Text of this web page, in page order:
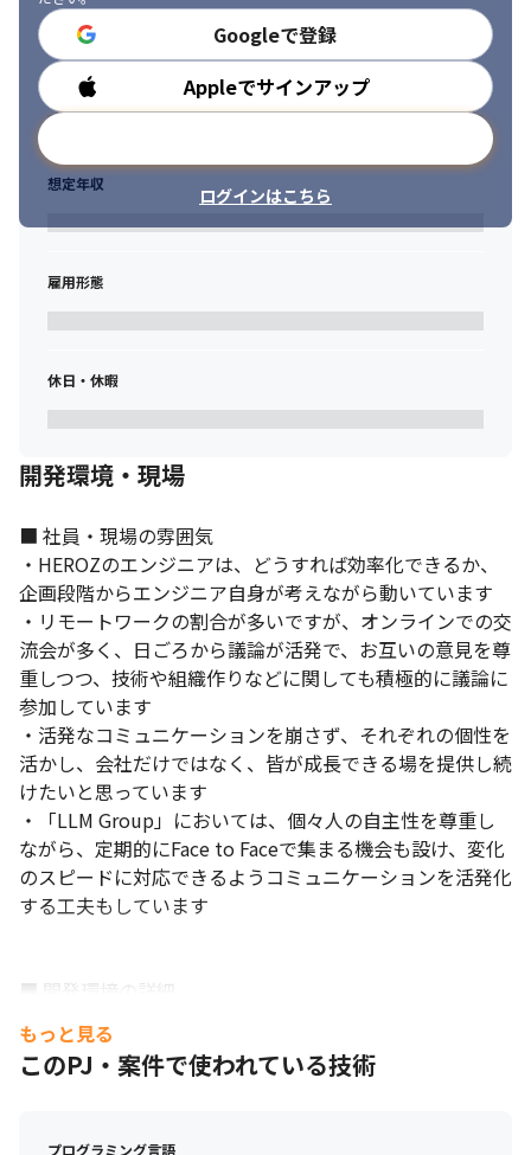
ます。
当社の経営理念・ビジョン/ミッション/バリューに共感いただける
方はぜひご応募ください。
https://heroz.co.jp/company/philosophy/
Googleで登録
Appleでサインアップ
ログインはこちら
勤務時間
想定年収
雇用形態
休日・休暇
開発環境・現場
■ 社員・現場の雰囲気
・HEROZのエンジニアは、どうすれば効率化できるか、
企画段階からエンジニア自身が考えながら動いています
・リモートワークの割合が多いですが、オンラインでの交
流会が多く、日ごろから議論が活発で、お互いの意見を尊
重しつつ、技術や組織作りなどに関しても積極的に議論に
参加しています
・活発なコミュニケーションを崩さず、それぞれの個性を
活かし、会社だけではなく、皆が成長できる場を提供し続
けたいと思っています
・「LLM Group」においては、個々人の自主性を尊重し
ながら、定期的にFace to Faceで集まる機会も設け、変化
のスピードに対応できるようコミュニケーションを活発化
する工夫もしています
■ 開発環境の詳細
・インフラ：計算機（GPUサーバ、CPUサーバ）、Azure
・仮想環境：Docker
・開発言語：TypeScript
もっと見る
このPJ・案件で使われている技術
プログラミング言語